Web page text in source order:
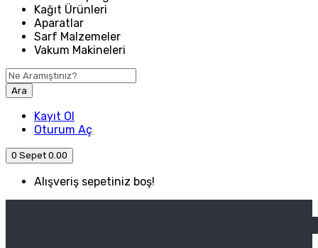
Kağıt Ürünleri
Aparatlar
Sarf Malzemeler
Vakum Makineleri
Ara
Kayıt Ol
Oturum Aç
0 Sepet 0.00
Alışveriş sepetiniz boş!